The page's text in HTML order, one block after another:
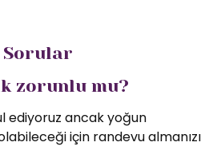
Sorular
zorunlu mu?
ediyoruz ancak yoğun
için randevu almanızı